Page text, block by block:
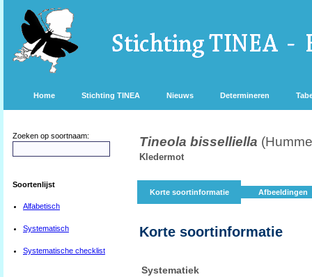
Home Stichting TINEA Nieuws Determineren
Zoeken op soortnaam:
Soortenlijst
Alfabetisch
Systematisch
Systematische checklist
Tineola bisselliella
Kledermot
Korte soortinformatie Afbeeldingen
Korte soortinformatie
Systematiek